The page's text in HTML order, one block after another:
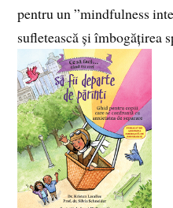
pentru un ”mindfulness
sufletească și îmbogățirea